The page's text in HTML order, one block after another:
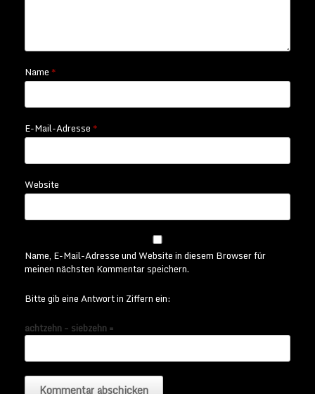
Name*
E-Mail-Adresse*
Website
Name, E-Mail-Adresse und Website in diesem Browser für
meinen nächsten Kommentar speichern.
Bitte gib eine Antwort in Ziffern ein:
achtzehn − siebzehn =